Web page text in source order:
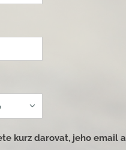
kurz darovat, jeho email a